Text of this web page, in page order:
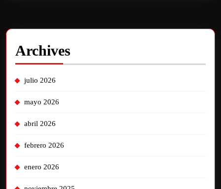
Archives
julio 2026
mayo 2026
abril 2026
febrero 2026
enero 2026